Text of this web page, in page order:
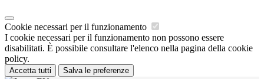
Cookie necessari per il funzionamento
I cookie necessari per il funzionamento non possono essere
disabilitati. È possibile consultare l'elenco nella pagina della cookie
policy.
Accetta tutti Salva le preferenze